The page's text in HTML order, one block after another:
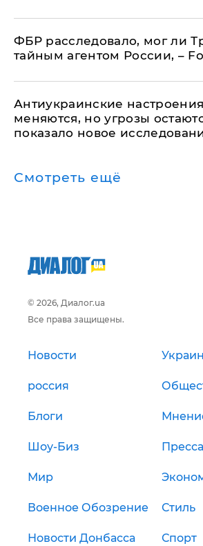
ФБР расследовало, мог ли
тайным агентом России, –
Антиукраинские
меняются, но угрозы
показало новое
Смотреть ещё
© 2026, Диалог.ua
Все права защищены.
Новости
россия
Блоги
Шоу-Биз Пресса
Мир
Военное Обозрение Стиль
Новости Донбасса Спорт